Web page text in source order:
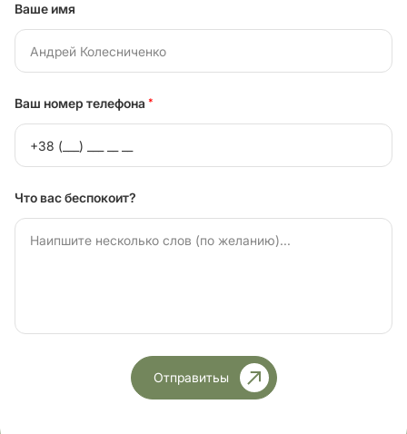
Ваше имя
Ваш номер телефона *
Что вас беспокоит?
Отправитьы